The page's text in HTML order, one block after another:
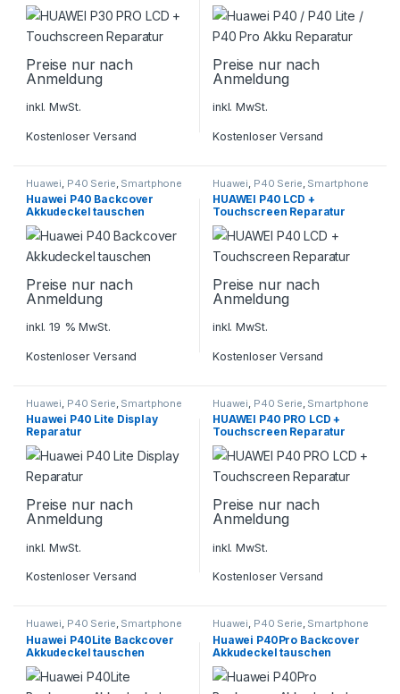
Preise nur nach
Anmeldung
inkl. MwSt.
Kostenloser Versand
Preise nur nach
Anmeldung
inkl. MwSt.
Kostenloser Versand
Huawei P40 Serie Smartphone
Reparatur
Huawei P40 Backcover
Akkudeckel tauschen
Preise nur nach
Anmeldung
inkl. 19 % MwSt.
Kostenloser Versand
Huawei P40 Serie Smartphone
Reparatur
HUAWEI P40 LCD +
Touchscreen Reparatur
Preise nur nach
Anmeldung
inkl. MwSt.
Kostenloser Versand
Huawei P40 Serie Smartphone
Reparatur
Huawei P40 Lite Display
Reparatur
Preise nur nach
Anmeldung
inkl. MwSt.
Kostenloser Versand
Huawei P40 Serie Smartphone
Reparatur
HUAWEI P40 PRO LCD +
Touchscreen Reparatur
Preise nur nach
Anmeldung
inkl. MwSt.
Kostenloser Versand
Huawei P40 Serie Smartphone
Reparatur
Huawei P40Lite Backcover
Akkudeckel tauschen
Huawei P40 Serie Smartphone
Reparatur
Huawei P40Pro Backcover
Akkudeckel tauschen